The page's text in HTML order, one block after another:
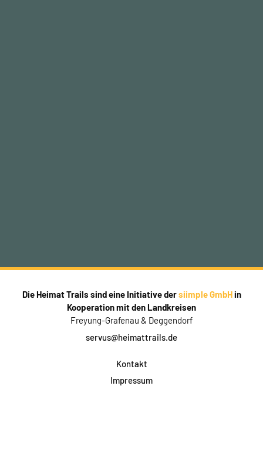
Die Heimat Trails sind eine Initiative dersiimple GmbHin
Kooperation mit den Landkreisen
Freyung-Grafenau & Deggendorf
servus@heimattrails.de
Kontakt
Impressum